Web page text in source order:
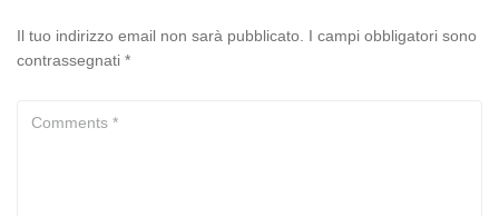
Il tuo indirizzo email non sarà pubblicato. I campi obbligatori sono
contrassegnati *